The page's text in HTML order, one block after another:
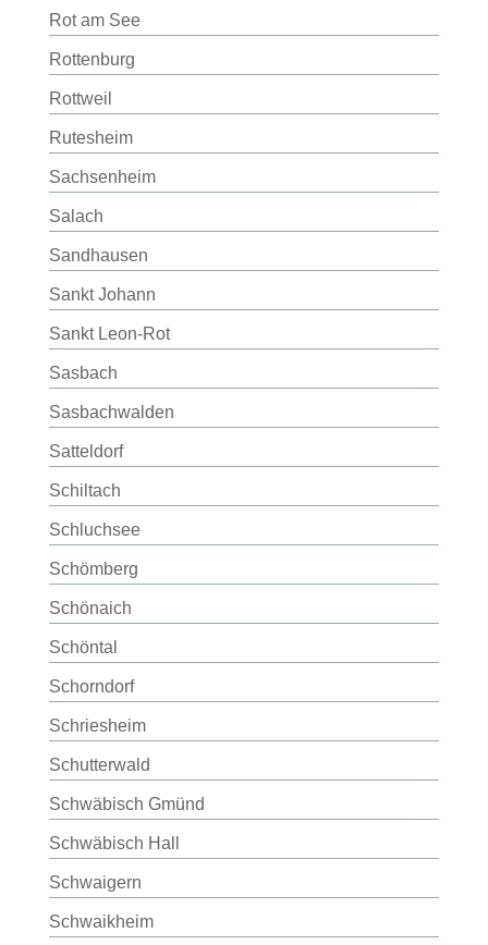
Rot am See
Rottenburg
Rottweil
Rutesheim
Sachsenheim
Salach
Sandhausen
Sankt Johann
Sankt Leon-Rot
Sasbach
Sasbachwalden
Satteldorf
Schiltach
Schluchsee
Schömberg
Schönaich
Schöntal
Schorndorf
Schriesheim
Schutterwald
Schwäbisch Gmünd
Schwäbisch Hall
Schwaigern
Schwaikheim